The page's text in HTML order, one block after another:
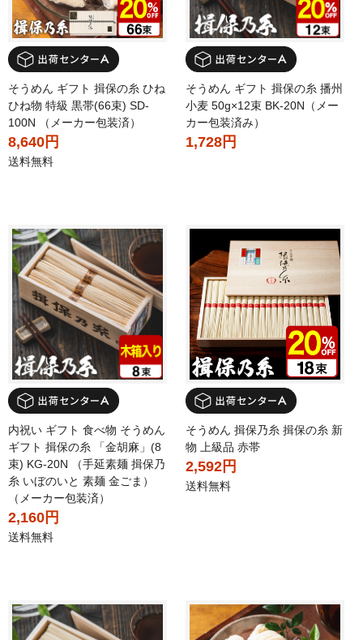
そうめん ギフト 揖保の糸 ひね
ひね物 特級 黒帯(66束) SD-
100N （メーカー包装済）
8,640円
送料無料
そうめん ギフト 揖保の糸 播州
小麦 50g×12束 BK-20N（メー
カー包装済み）
1,728円
内祝い ギフト 食べ物 そうめん
ギフト 揖保の糸 「金胡麻」(8
束) KG-20N （手延素麺 揖保乃
糸 いぼのいと 素麺 金ごま）
（メーカー包装済）
2,160円
送料無料
そうめん 揖保乃糸 揖保の糸 新
物 上級品 赤帯
2,592円
送料無料